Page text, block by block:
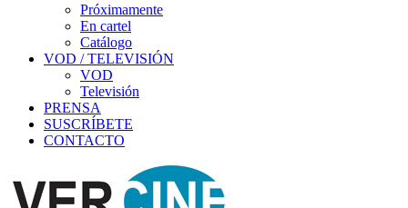
Próximamente
En cartel
Catálogo
VOD / TELEVISIÓN
VOD
Televisión
PRENSA
SUSCRÍBETE
CONTACTO